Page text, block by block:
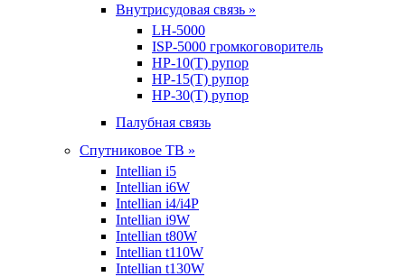
Внутрисудовая связь »
LH-5000
ISP-5000 громкоговоритель
HP-10(T) рупор
HP-15(T) рупор
HP-30(T) рупор
Палубная связь
Спутниковое ТВ »
Intellian i5
Intellian i6W
Intellian i4/i4P
Intellian i9W
Intellian t80W
Intellian t110W
Intellian t130W